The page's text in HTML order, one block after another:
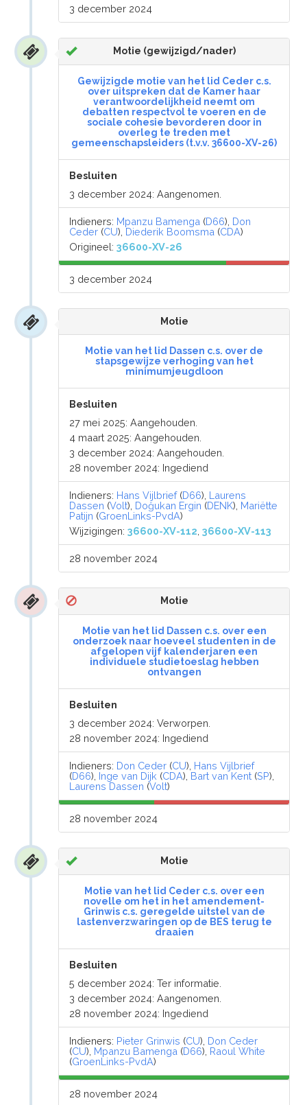
3 december 2024
Motie (gewijzigd/nader)
Gewijzigde motie van het lid Ceder c.s.
over uitspreken dat de Kamer haar
verantwoordelijkheid neemt om
debatten respectvol te voeren en de
sociale cohesie bevorderen door in
overleg te treden met
gemeenschapsleiders (t.v.v. 36600-XV-26)
Besluiten
3 december 2024: Aangenomen.
Indieners: Mpanzu Bamenga (D66), Don
Ceder (CU), Diederik Boomsma (CDA)
Origineel:36600-XV-26
3 december 2024
Motie
Motie van het lid Dassen c.s. over de
stapsgewijze verhoging van het
minimumjeugdloon
Besluiten
27 mei 2025: Aangehouden.
4 maart 2025: Aangehouden.
3 december 2024: Aangehouden.
28 november 2024: Ingediend
Indieners: Hans Vijlbrief(D66), Laurens
Dassen (Volt), Doğukan Ergin (DENK), Mariëtte
Patijn (GroenLinks-PvdA)
Wijzigingen:36600-XV-112 ,36600-XV-113
28 november 2024
Motie
Motie van het lid Dassen c.s. over een
onderzoek naar hoeveel studenten in de
afgelopen vijf kalenderjaren een
individuele studietoeslag hebben
ontvangen
Besluiten
3 december 2024: Verworpen.
28 november 2024: Ingediend
Indieners: Don Ceder (CU), Hans Vijlbrief
(D66), Inge van Dijk (CDA), Bart van Kent (SP),
Laurens Dassen (Volt)
28 november 2024
Motie
Motie van het lid Ceder c.s. over een
novelle om het in het amendement-
Grinwis c.s. geregelde uitstel van de
lastenverzwaringen op de BES terug te
draaien
Besluiten
5 december 2024: Ter informatie.
3 december 2024: Aangenomen.
28 november 2024: Ingediend
Indieners: Pieter Grinwis (CU), Don Ceder
(CU), Mpanzu Bamenga (D66), Raoul White
(GroenLinks-PvdA)
28 november 2024